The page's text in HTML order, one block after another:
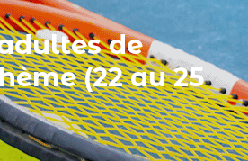
de
(22 au 25